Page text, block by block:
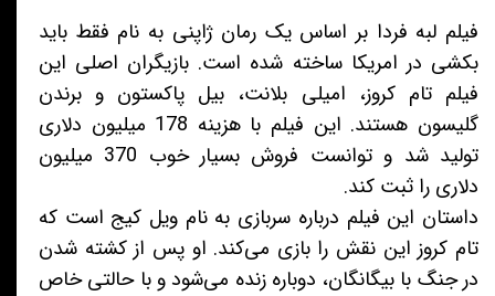
فیلم لبه فردا بر اساس یک رمان ژاپنی به نام فقط باید
بکشی در امریکا ساخته شده است. بازیگران اصلی این
فیلم تام کروز، امیلی بلانت، بیل پاکستون و برندن
گلیسون هستند. این فیلم با هزینه 178 میلیون دلاری
تولید شد و توانست فروش بسیار خوب 370 میلیون
دلاری را ثبت کند.
داستان این فیلم درباره سربازی به نام ویل کیج است که
تام کروز این نقش را بازی می‌کند. او پس از کشته شدن
در جنگ با بیگانگان، دوباره زنده می‌شود و با حالتی خاص